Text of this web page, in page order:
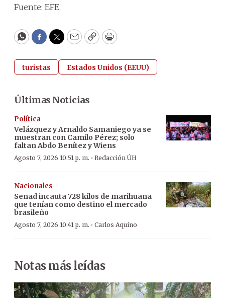
Fuente: EFE.
WhatsApp
Facebook
Twitter
EmailCopyPrint
turistas Estados Unidos (EEUU)
Últimas Noticias
Política
Velázquez y Arnaldo Samaniego ya se
muestran con Camilo Pérez; solo
faltan Abdo Benítez y Wiens
Agosto 7, 2026 10:51 p. m. · Redacción ÚH
Nacionales
Senad incauta 728 kilos de marihuana
que tenían como destino el mercado
brasileño
Agosto 7, 2026 10:41 p. m. · Carlos Aquino
Notas más leídas